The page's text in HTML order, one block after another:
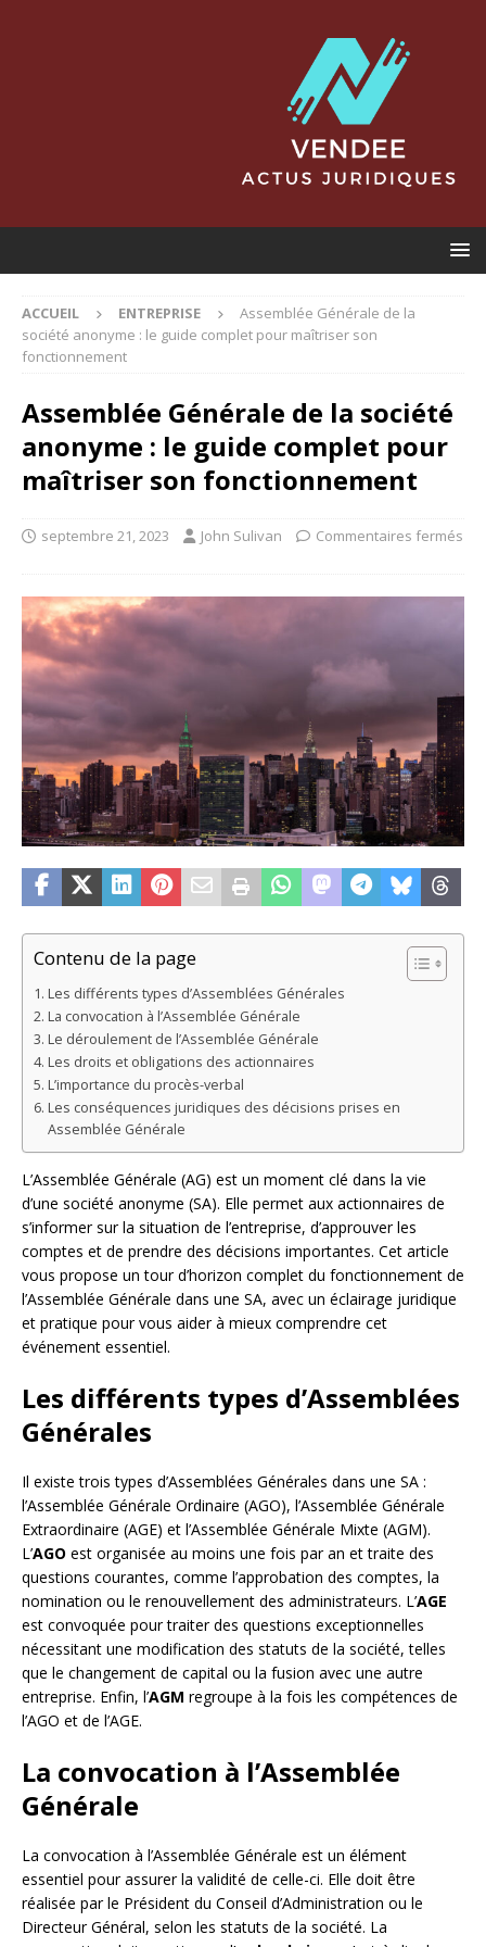
ACCUEIL ENTREPRISE
Assemblée Générale de la
société anonyme : le guide complet pour maîtriser son
fonctionnement
Assemblée Générale de la société
anonyme : le guide complet pour
maîtriser son fonctionnement
septembre 21, 2023 John Sulivan Commentaires fermés
Contenu de la page
Les différents types d’Assemblées Générales
La convocation à l’Assemblée Générale
Le déroulement de l’Assemblée Générale
Les droits et obligations des actionnaires
L’importance du procès-verbal
Les conséquences juridiques des décisions prises en
Assemblée Générale
L’Assemblée Générale (AG) est un moment clé dans la vie
d’une société anonyme (SA). Elle permet aux actionnaires de
s’informer sur la situation de l’entreprise, d’approuver les
comptes et de prendre des décisions importantes. Cet article
vous propose un tour d’horizon complet du fonctionnement de
l’Assemblée Générale dans une SA, avec un éclairage juridique
et pratique pour vous aider à mieux comprendre cet
événement essentiel.
Les différents types d’Assemblées
Générales
Il existe trois types d’Assemblées Générales dans une SA :
l’Assemblée Générale Ordinaire (AGO), l’Assemblée Générale
Extraordinaire (AGE) et l’Assemblée Générale Mixte (AGM).
L’AGO est organisée au moins une fois par an et traite des
questions courantes, comme l’approbation des comptes, la
nomination ou le renouvellement des administrateurs. L’AGE
est convoquée pour traiter des questions exceptionnelles
nécessitant une modification des statuts de la société, telles
que le changement de capital ou la fusion avec une autre
entreprise. Enfin, l’AGM regroupe à la fois les compétences de
l’AGO et de l’AGE.
La convocation à l’Assemblée
Générale
La convocation à l’Assemblée Générale est un élément
essentiel pour assurer la validité de celle-ci. Elle doit être
réalisée par le Président du Conseil d’Administration ou le
Directeur Général, selon les statuts de la société. La